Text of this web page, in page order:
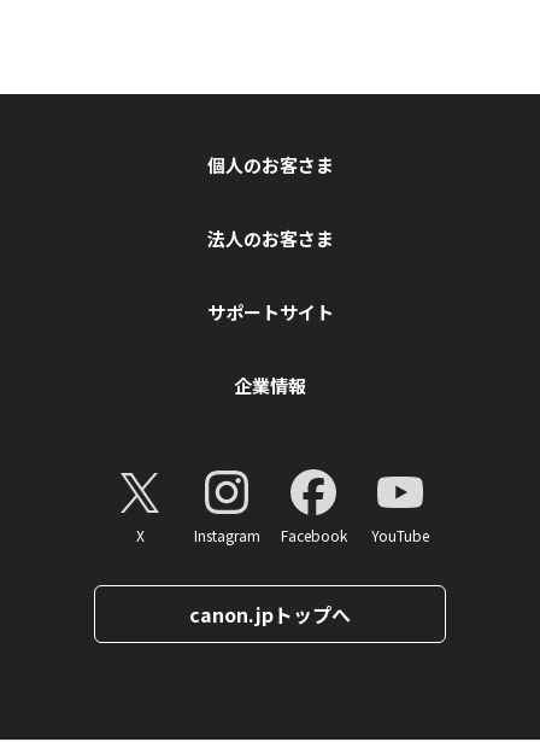
個人のお客さま
法人のお客さま
サポートサイト
企業情報
X Instagram Facebook YouTube
canon.jpトップへ